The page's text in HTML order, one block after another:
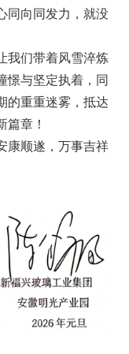
同向同发力 ，就没
我们带着风雪淬炼
憬与坚定执着，同
的重重迷雾，抵达
篇章！
康顺遂，万事吉祥